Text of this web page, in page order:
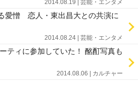
2014.08.19 | 芸能・エンタメ
愛憎 恋人・東出昌大との共演に
2014.08.24 | 芸能・エンタメ
ティに参加していた！ 酩酊写真も
2014.08.06 | カルチャー